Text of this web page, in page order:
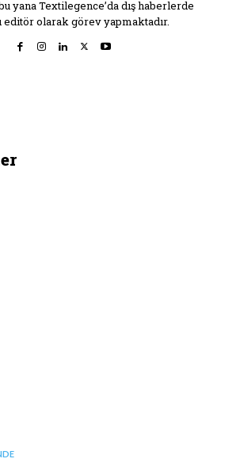
yana Textilegence’da dış haberlerde
editör olarak görev yapmaktadır.